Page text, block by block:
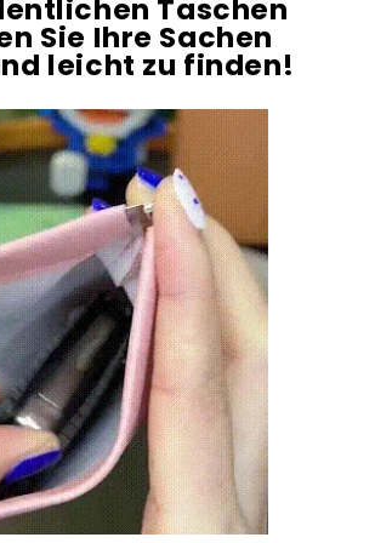
Taschen
Sie Ihre Sachen
leicht zu finden!